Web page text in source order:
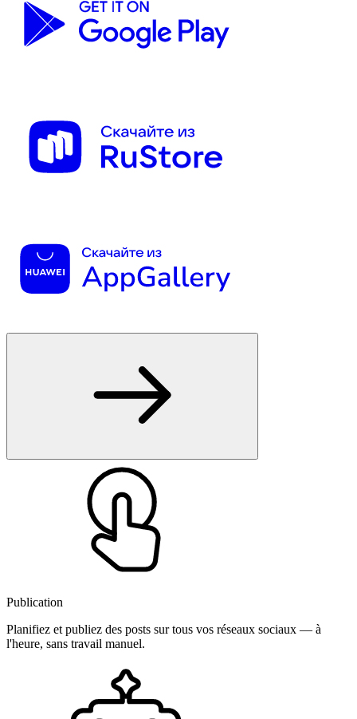
Publication
Planifiez et publiez des posts sur tous vos réseaux sociaux — à
l'heure, sans travail manuel.